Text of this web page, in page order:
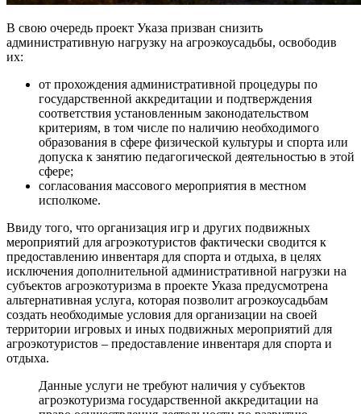
В свою очередь проект Указа призван снизить
административную нагрузку на агроэкоусадьбы, освободив
их:
от прохождения административной процедуры по
государственной аккредитации и подтверждения
соответствия установленным законодательством
критериям, в том числе по наличию необходимого
образования в сфере физической культуры и спорта или
допуска к занятию педагогической деятельностью в этой
сфере;
согласования массового мероприятия в местном
исполкоме.
Ввиду того, что организация игр и других подвижных
мероприятий для агроэкотуристов фактически сводится к
предоставлению инвентаря для спорта и отдыха, в целях
исключения дополнительной административной нагрузки на
субъектов агроэкотуризма в проекте Указа предусмотрена
альтернативная услуга, которая позволит агроэкоусадьбам
создать необходимые условия для организации на своей
территории игровых и иных подвижных мероприятий для
агроэкотуристов – предоставление инвентаря для спорта и
отдыха.
Данные услуги не требуют наличия у субъектов
агроэкотуризма государственной аккредитации на